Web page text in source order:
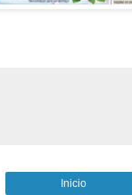
Inicio